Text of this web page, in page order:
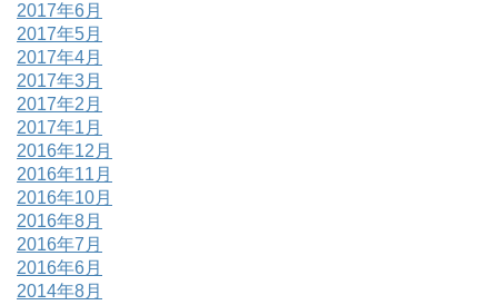
2017年6月
2017年5月
2017年4月
2017年3月
2017年2月
2017年1月
2016年12月
2016年11月
2016年10月
2016年8月
2016年7月
2016年6月
2014年8月